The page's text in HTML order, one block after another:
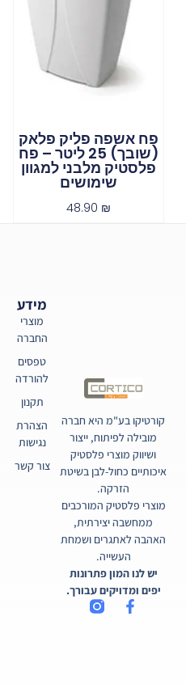
פח אשפה פליק פלאק
(שובך) 25 ליטר – פח
פלסטיק מלבני למגוון
שימושים
48.90 ₪
קורטיקו בע"מ היא חברה
מובילה לפיתוח, ייצור
ושיווק מוצרי פלסטיק
איכותיים כחול-לבן בשיטת
הזרקה.
מוצרי פלסטיק המורכבים
ממחשבה יצירתית,
האהבה לאתגרים ושמחת
העשייה.
יש לנו המון פתרונות
יפים ומדויקים עבורך.
מידע
מוצרי
החברה
טפסים
להורדה
תקנון
הצהרת
נגישות
צור קשר